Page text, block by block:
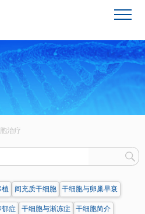
干细胞
治疗
植 间充质干细胞 干细胞与卵巢早衰
郁症 干细胞与渐冻症 干细胞简介